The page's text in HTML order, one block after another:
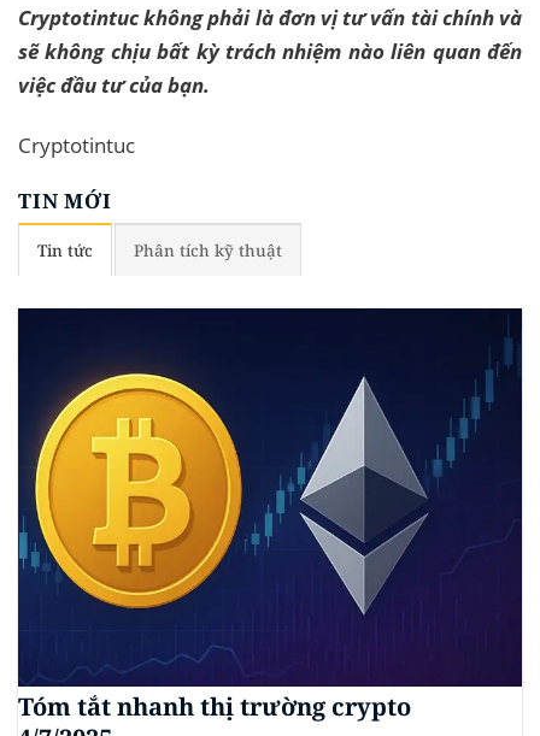
Cryptotintuc không phải là đơn vị tư vấn tài chính và
sẽ không chịu bất kỳ trách nhiệm nào liên quan đến
việc đầu tư của bạn.
Cryptotintuc
TIN MỚI
Tin tức Phân tích kỹ thuật
Tóm tắt nhanh thị trường crypto